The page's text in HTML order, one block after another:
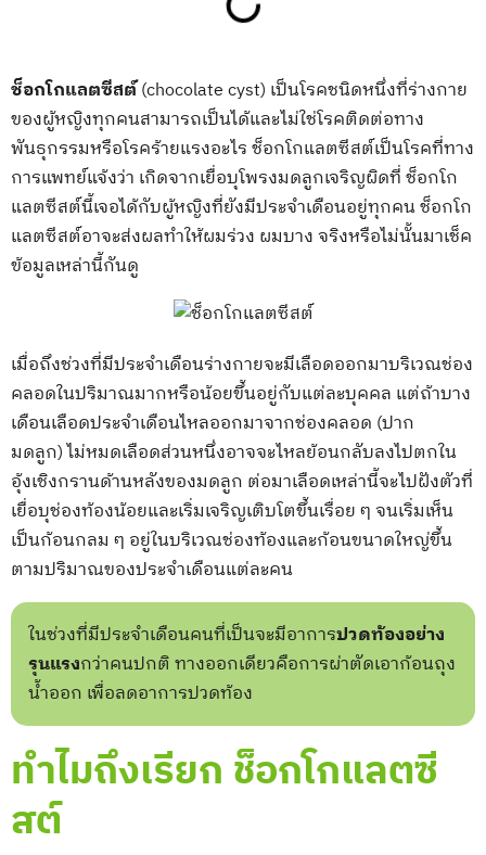
ช็อกโกแลตซีสต์(chocolate cyst) เป็นโรคชนิดหนึ่งที่ร่างกาย
ของผู้หญิงทุกคนสามารถเป็นได้และไม่ใช่โรคติดต่อทาง
พันธุกรรมหรือโรคร้ายแรงอะไร ช็อกโกแลตซีสต์เป็นโรคที่ทาง
การแพทย์แจ้งว่า เกิดจากเยื่อบุโพรงมดลูกเจริญผิดที่ ช็อกโก
แลตซีสต์นี้เจอได้กับผู้หญิงที่ยังมีประจำเดือนอยู่ทุกคน ช็อกโก
แลตซีสต์อาจะส่งผลทำให้ผมร่วง ผมบาง จริงหรือไม่นั้นมาเช็ค
ข้อมูลเหล่านี้กันดู
เมื่อถึงช่วงที่มีประจำเดือนร่างกายจะมีเลือดออกมาบริเวณช่อง
คลอดในปริมาณมากหรือน้อยขึ้นอยู่กับแต่ละบุคคล แต่ถ้าบาง
เดือนเลือดประจำเดือนไหลออกมาจากช่องคลอด (ปาก
มดลูก) ไม่หมดเลือดส่วนหนึ่งอาจจะไหลย้อนกลับลงไปตกใน
อุ้งเชิงกรานด้านหลังของมดลูก ต่อมาเลือดเหล่านี้จะไปฝังตัวที่
เยื่อบุช่องท้องน้อยและเริ่มเจริญเติบโตขึ้นเรื่อย ๆ จนเริ่มเห็น
เป็นก้อนกลม ๆ อยู่ในบริเวณช่องท้องและก้อนขนาดใหญ่ขึ้น
ตามปริมาณของประจำเดือนแต่ละคน
ในช่วงที่มีประจำเดือนคนที่เป็นจะมีอาการปวดท้องอย่าง
รุนแรงกว่าคนปกติ ทางออกเดียวคือการผ่าตัดเอาก้อนถุง
น้ำออก เพื่อลดอาการปวดท้อง
ทำไมถึงเรียก ช็อกโกแลตซี
สต์